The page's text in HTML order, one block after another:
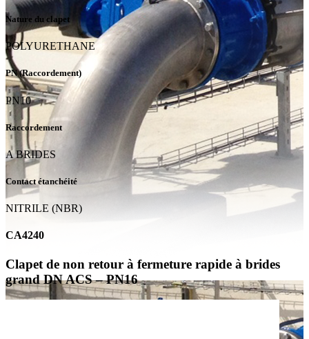
Nature du clapet
POLYURETHANE
PN (Raccordement)
PN10
Raccordement
A BRIDES
Contact étanchéité
NITRILE (NBR)
CA4240
Clapet de non retour à fermeture rapide à brides
grand DN ACS – PN16